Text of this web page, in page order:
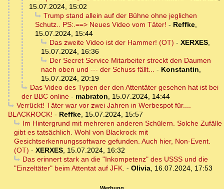
15.07.2024, 15:02
Trump stand allein auf der Bühne ohne jeglichen
Schutz.. PS:.==> Neues Video vom Täter! - Reffke,
15.07.2024, 15:44
Das zweite Video ist der Hammer! (OT) - XERXES,
15.07.2024, 16:36
Der Secret Service Mitarbeiter streckt den Daumen
nach oben und --- der Schuss fällt... - Konstantin,
15.07.2024, 20:19
Das Video des Typen der den Attentäter gesehen hat ist bei
der BBC online - mabraton, 15.07.2024, 14:44
Verrückt! Täter war vor zwei Jahren in Werbespot für....
BLACKROCK! - Reffke, 15.07.2024, 15:57
Im Hintergrund mit mehreren anderen Schülern. Solche Zufälle
gibt es tatsächlich. Wohl von Blackrock mit
Gesichtserkennungssoftware gefunden. Auch hier, Non-Event.
(OT) - XERXES, 15.07.2024, 16:32
Das erinnert stark an die "Inkompetenz" des USSS und die
"Einzeltäter" beim Attentat auf JFK. - Olivia, 16.07.2024, 17:53
Werbung